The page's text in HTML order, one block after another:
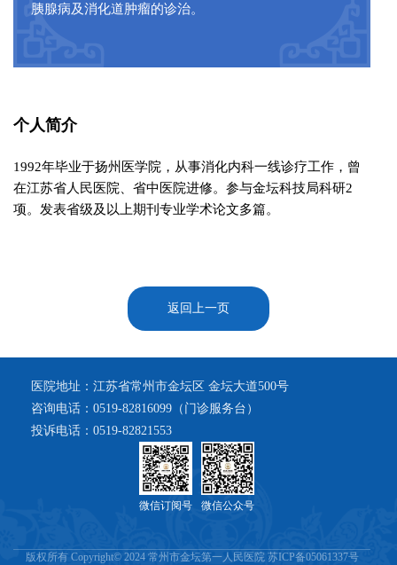
胰腺病及消化道肿瘤的诊治。
个人简介
1992年毕业于扬州医学院，从事消化内科一线诊疗工作，曾
在江苏省人民医院、省中医院进修。参与金坛科技局科研2
项。发表省级及以上期刊专业学术论文多篇。
返回上一页
医院地址：江苏省常州市金坛区 金坛大道500号
咨询电话：0519-82816099（门诊服务台）
投诉电话：0519-82821553
微信订阅号 微信公众号
版权所有 Copyright© 2024 常州市金坛第一人民医院 苏ICP备05061337号